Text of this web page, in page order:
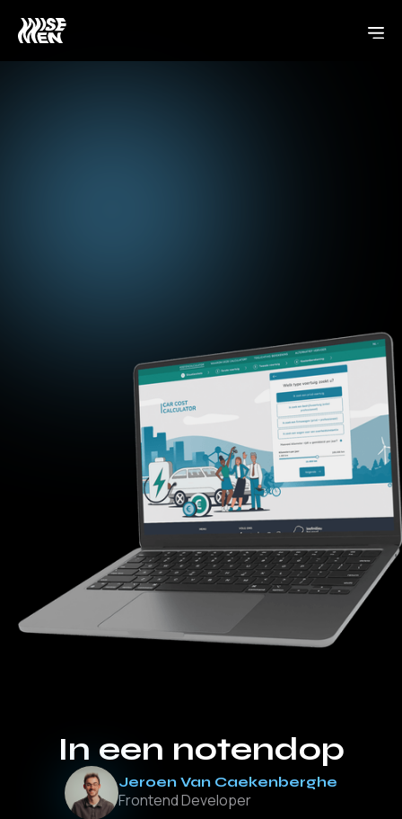
In een notendop
Jeroen Van Caekenberghe
Frontend Developer